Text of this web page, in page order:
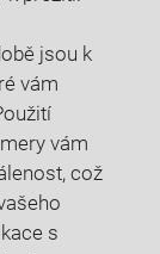
jsou k
vám
vám
což⁢
⁣s